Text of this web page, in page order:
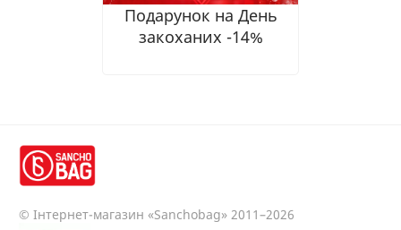
Подарунок на День
закоханих -14%
© Інтернет-магазин «Sanchobag» 2011–2026